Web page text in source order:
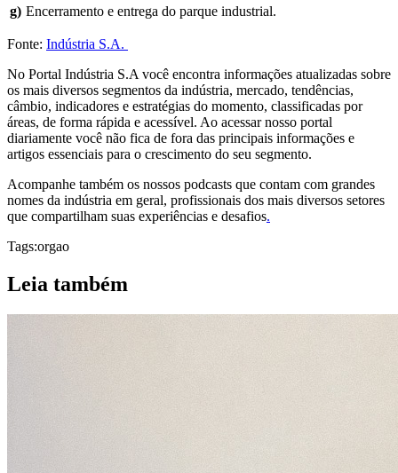
g) Encerramento e entrega do parque industrial.
Fonte: Indústria S.A.
No Portal Indústria S.A você encontra informações atualizadas sobre
os mais diversos segmentos da indústria, mercado, tendências,
câmbio, indicadores e estratégias do momento, classificadas por
áreas, de forma rápida e acessível. Ao acessar nosso portal
diariamente você não fica de fora das principais informações e
artigos essenciais para o crescimento do seu segmento.
Acompanhe também os nossos podcasts que contam com grandes
nomes da indústria em geral, profissionais dos mais diversos setores
que compartilham suas experiências e desafios.
Tags:orgao
Leia também